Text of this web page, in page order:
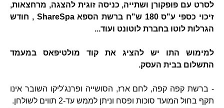
לסרט עם פופקורן ושתייה, כניסה זוגית להצגה, מרחצאות,
זיכוי כספי ע"ס 180 ש"ח ברשת הספא ShareSpa , חודש
הגרלות לוטו בחברת לוטונט ועוד...
למימוש התו יש להציג את קוד מולטיפאס במעמד
התשלום בבית העסק.
- ברשת קפה קפה, לחם ארז, הסושייה ופרנג'ליקו השובר אינו
תקף בחול המועד סוכות ופסח וניתן לממש עד-2 תווים לשולחן.